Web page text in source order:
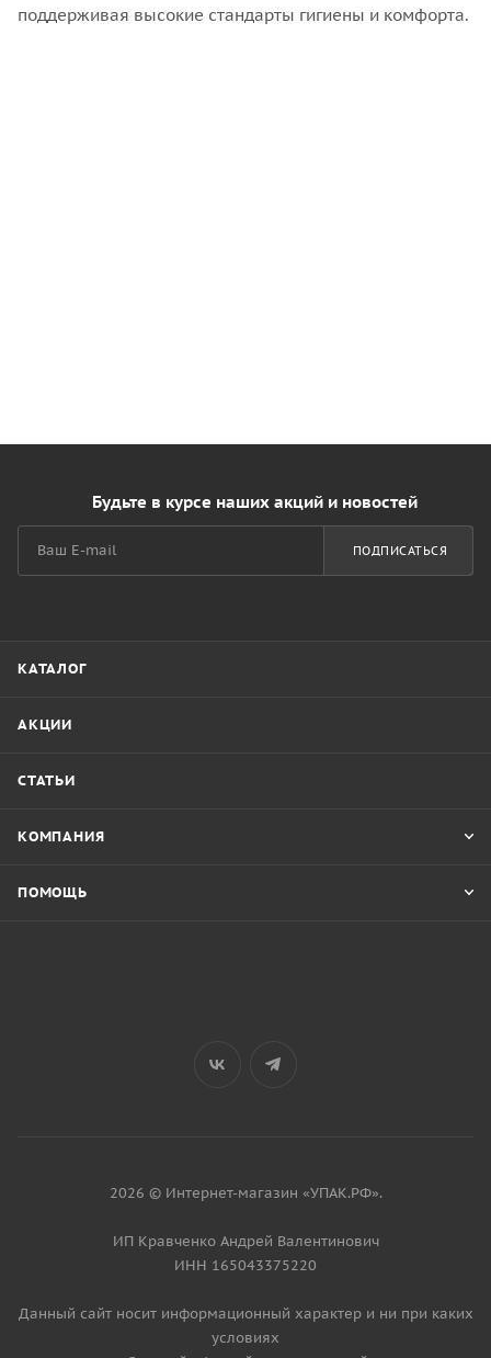
поддерживая высокие стандарты гигиены и комфорта.
Будьте в курсе наших акций и новостей
ПОДПИСАТЬСЯ
КАТАЛОГ
АКЦИИ
СТАТЬИ
КОМПАНИЯ
ПОМОЩЬ
2026 © Интернет-магазин «УПАК.РФ».
ИП Кравченко Андрей Валентинович
ИНН 165043375220
Данный сайт носит информационный характер и ни при каких
условиях